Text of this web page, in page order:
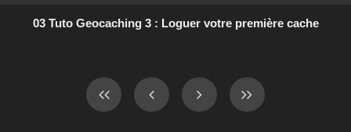
03 Tuto Geocaching 3 : Loguer votre première cache